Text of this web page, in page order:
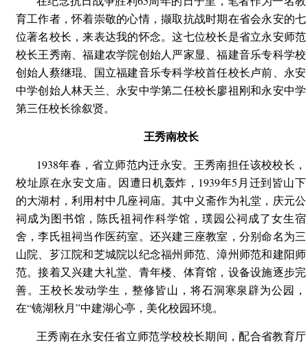
育工作者，怀着崇敬的心情，撷取抗战时期在省会永安的七
位著名校长，来表达我的怀念。这七位校长是省立永安师范
校长王秀南、福建农学院创始人严家显、福建音乐专科学校
创始人蔡继琨、国立福建音乐专科学校首任校长卢前、永安
中学创始人林天兰、永安中学第二任校长廖祖刚和永安中学
第三任校长徐叙贤。
王秀南校长
1938年春，省立师范内迁永安。王秀南担任该校校长，
校址原在永安文庙。因遭日机轰炸，1939年5月迁到皆山下
的大湖村，利用村中几座祠庙。其中义斋作为礼堂，庆元公
祠成为图书馆，陈氏祖祠作科学馆，璞园公祠成了女生宿
舍，李氏祖祠当作医药室。还兴建三座教室，分别命名为三
山院、芗江院和芝城院以纪念福州师范、漳州师范和建阳师
范。接着又兴建大礼堂、青年楼、体育馆，设备设施逐步完
善。王校长发动学生，整修皆山，将石洞寒泉辟为公园，
在“镜湖秋月”中建湖心亭，美化校园环境。
王秀南在永安任省立师范学校校长期间，配合省教育厅